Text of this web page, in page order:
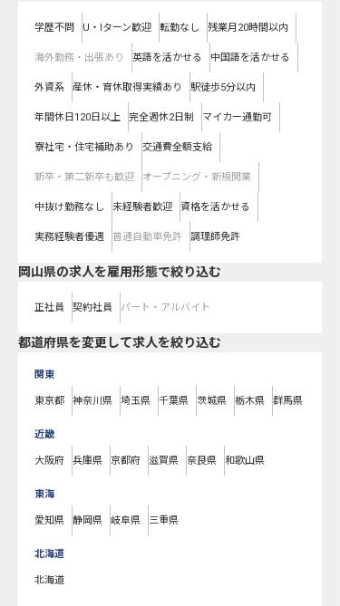
学歴不問 U・Iターン歓迎 転勤なし 残業月20時間以内
海外勤務・出張あり 英語を活かせる 中国語を活かせる
外資系 産休・育休取得実績あり 駅徒歩5分以内
年間休日120日以上 完全週休2日制 マイカー通勤可
寮社宅・住宅補助あり 交通費全額支給
新卒・第二新卒も歓迎 オープニング・新規開業
中抜け勤務なし 未経験者歓迎 資格を活かせる
実務経験者優遇 普通自動車免許 調理師免許
岡山県の求人を雇用形態で絞り込む
正社員 契約社員 パート・アルバイト
都道府県を変更して求人を絞り込む
関東
東京都 神奈川県 埼玉県 千葉県 茨城県 栃木県 群馬県
近畿
大阪府 兵庫県 京都府 滋賀県 奈良県 和歌山県
東海
愛知県 静岡県 岐阜県 三重県
北海道
北海道